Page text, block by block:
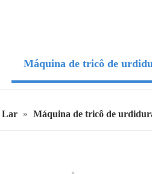
Máquina de tricô de
Lar » Máquina de tricô de